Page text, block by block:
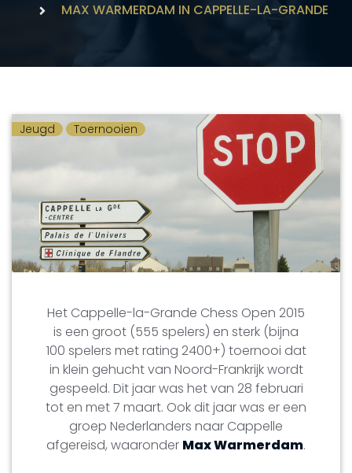
MAX WARMERDAM IN CAPPELLE-LA-GRANDE
Jeugd Toernooien
Het Cappelle-la-Grande Chess Open 2015
is een groot (555 spelers) en sterk (bijna
100 spelers met rating 2400+) toernooi dat
in klein gehucht van Noord-Frankrijk wordt
gespeeld. Dit jaar was het van 28 februari
tot en met 7 maart. Ook dit jaar was er een
groep Nederlanders naar Cappelle
afgereisd, waaronder Max Warmerdam.